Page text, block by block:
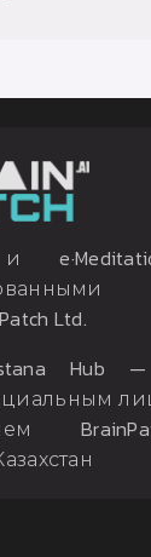
Ltd.
Hub